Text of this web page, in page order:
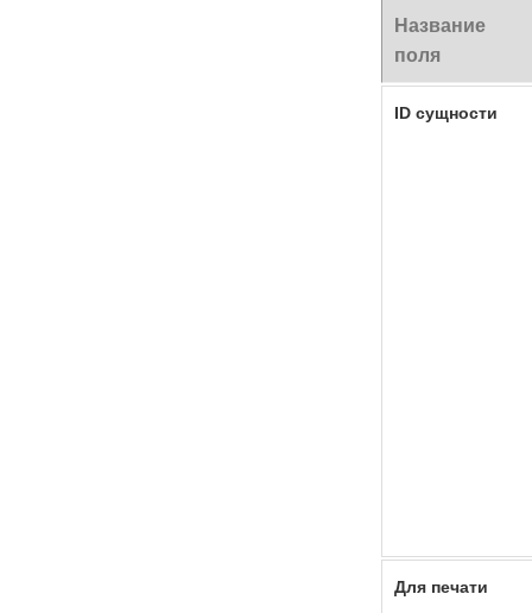
Название
поля
ID сущности
Для печати